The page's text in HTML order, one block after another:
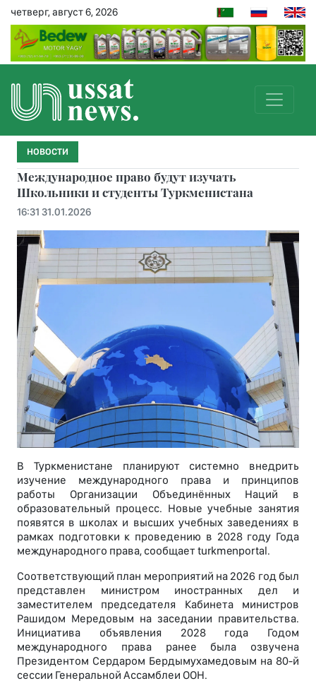
четверг, август 6, 2026
НОВОСТИ
Международное право будут изучать
Школьники и студенты Туркменистана
16:31 31.01.2026
В Туркменистане планируют системно внедрить
изучение международного права и принципов
работы Организации Объединённых Наций в
образовательный процесс. Новые учебные занятия
появятся в школах и высших учебных заведениях в
рамках подготовки к проведению в 2028 году Года
международного права, сообщает turkmenportal.
Соответствующий план мероприятий на 2026 год был
представлен министром иностранных дел и
заместителем председателя Кабинета министров
Рашидом Мередовым на заседании правительства.
Инициатива объявления 2028 года Годом
международного права ранее была озвучена
Президентом Сердаром Бердымухамедовым на 80-й
сессии Генеральной Ассамблеи ООН.